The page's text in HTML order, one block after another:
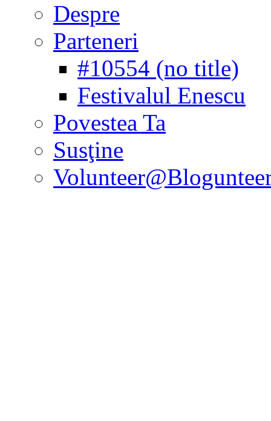
Despre
Parteneri
#10554 (no title)
Festivalul Enescu
Povestea Ta
Susţine